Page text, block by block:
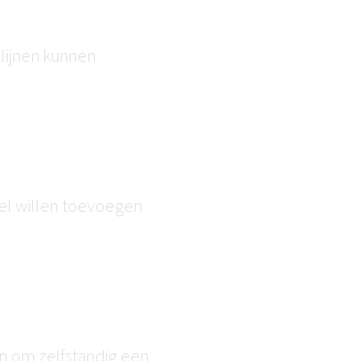
kunnen
willen toevoegen
om zelfstandig een